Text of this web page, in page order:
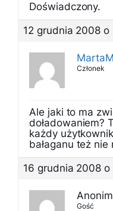
Doświadczony.
12 grudnia 2008 o
MartaM
Członek
Ale jaki to ma
doładowaniem?
każdy
bałaganu też
16 grudnia 2008 o
Gość